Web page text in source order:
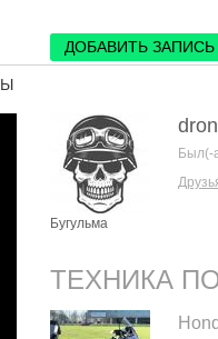
ДОБАВИТЬ ЗАПИСЬ
Бугульма
dron
Был(-
ТЕХНИКА